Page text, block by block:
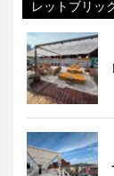
レットブリッ